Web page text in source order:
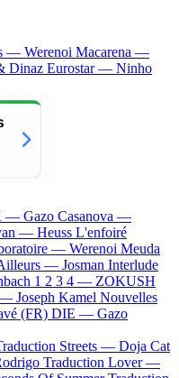
— Werenoi Macarena —
Dinaz Eurostar — Ninho
— Gazo Casanova —
— Heuss L'enfoiré
— Werenoi Meuda
— Josman Interlude
1 2 3 4 — ZOKUSH
— Joseph Kamel Nouvelles
(FR) DIE — Gazo
Streets — Doja Cat
Traduction Lover —